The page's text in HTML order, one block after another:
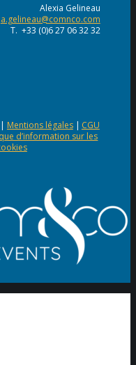
Alexia Gelineau
a.gelineau@comnco.com
T. +33 (0)6 27 06 32 32
Mentions légales| CGU
d’information sur les